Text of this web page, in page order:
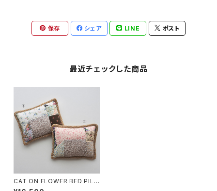
保存 シェア LINE ポスト
最近チェックした商品
CAT ON FLOWER BED PILL
OW A